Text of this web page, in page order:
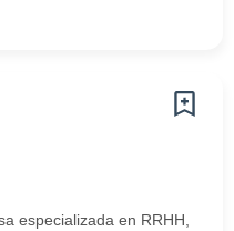
especializada en RRHH,